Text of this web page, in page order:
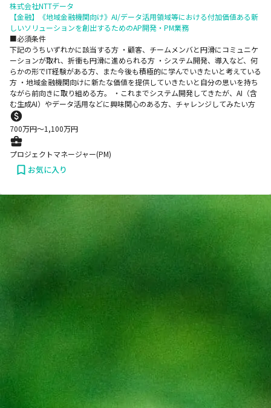
株式会社NTTデータ
【金融】《地域金融機関向け》AI/データ活用領域等における付加価値ある新
しいソリューションを創出するためのAP開発・PM業務
■必須条件
下記のうちいずれかに該当する方 ・顧客、チームメンバと円滑にコミュニケ
ーションが取れ、折衝も円滑に進められる方 ・システム開発、導入など、何
らかの形でIT経験がある方、また今後も積極的に学んでいきたいと考えている
方 ・地域金融機関向けに新たな価値を提供していきたいと自分の思いを持ち
ながら前向きに取り組める方。 ・これまでシステム開発してきたが、AI（含
む生成AI）やデータ活用などに興味関心のある方、チャレンジしてみたい方
700万円〜1,100万円
プロジェクトマネージャー(PM)
お気に入り